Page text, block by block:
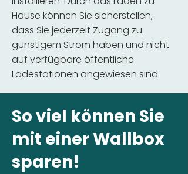
Hause können Sie sicherstellen,
dass Sie jederzeit Zugang zu
günstigem Strom haben und nicht
auf verfügbare öffentliche
Ladestationen angewiesen sind.
So viel können Sie
mit einer Wallbox
sparen!